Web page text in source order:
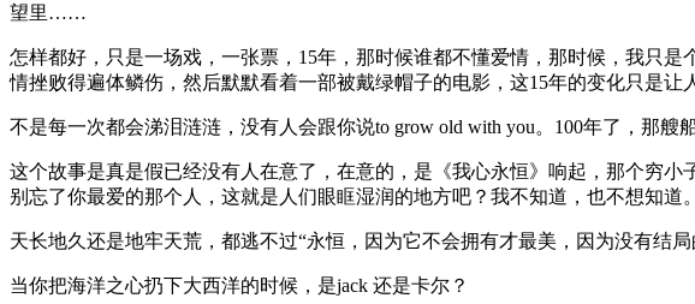
望里……
怎样都好，只是一场戏，一张票，15年，那时候谁都不懂爱情，那时候，我只是
情挫败得遍体鳞伤，然后默默看着一部被戴绿帽子的电影，这15年的变化只是让
不是每一次都会涕泪涟涟，没有人会跟你说to grow old with you。 100年了，那艘
这个故事是真是假已经没有人在意了，在意的，是《我心永恒》响起，那个穷
别忘了你最爱的那个人，这就是人们眼眶湿润的地方吧？我不知道，也不想知道。
天长地久还是地牢天荒，都逃不过“永恒，因为它不会拥有才最美，因为没有结
当你把海洋之心扔下大西洋的时候，是jack 还是卡尔？